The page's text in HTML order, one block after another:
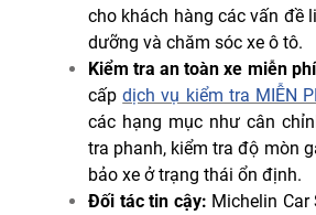
cho khách hàng các vấn đề
dưỡng và chăm sóc xe ô tô.
Kiểm tra an toàn xe miễn
cấpdịch vụ kiểm tra MIỄN
các hạng mục như cân
tra phanh, kiểm tra độ mòn
bảo xe ở trạng thái ổn định.
Đối tác tin cậy: Michelin Car